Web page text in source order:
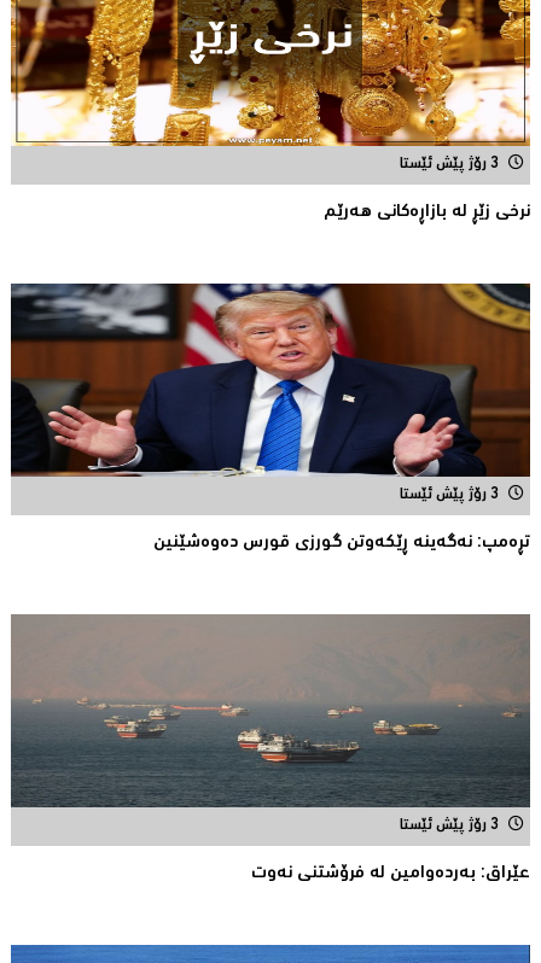
3 رۆژ پێش ئێستا
نرخى زێڕ له‌ بازاڕه‌كانی هه‌رێم
3 رۆژ پێش ئێستا
تڕه‌مپ: نه‌گه‌ینه‌ ڕێكه‌وتن گورزی قورس ده‌وه‌شێنین
3 رۆژ پێش ئێستا
عێراق: به‌رده‌وامین له‌ فرۆشتنی نه‌وت